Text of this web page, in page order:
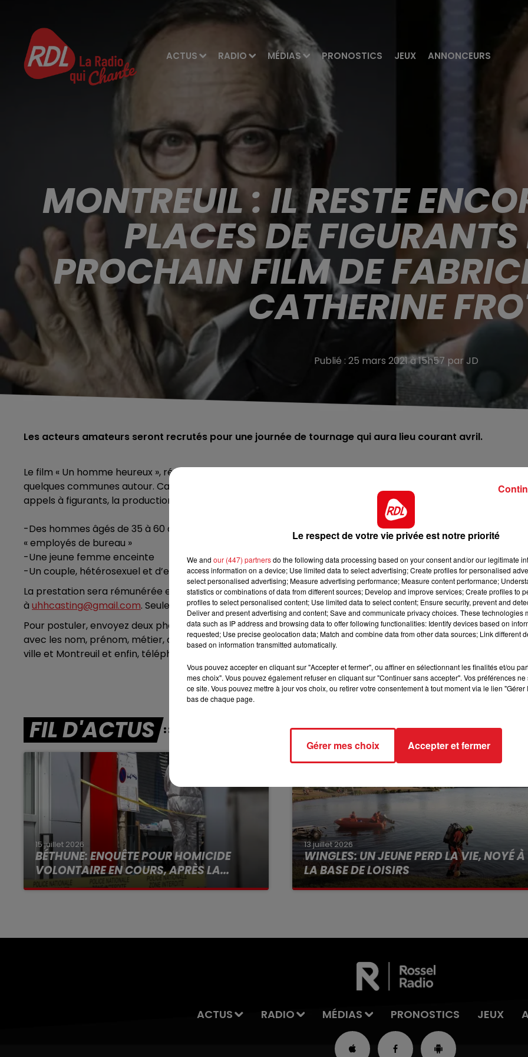
ACTUS RADIO MÉDIAS PRONOSTICS JEUX ANNONCEURS
7h00 - 10h00
DEBOUT C'EST L'HEURE RDL & VOUS
MONTREUIL : IL RESTE
PLACES DE FIGURANTS
PROCHAIN FILM DE
CATHERINE
Publié : 25 mars 2021 à 15h57 par JD
Les acteurs amateurs seront recrutés pour une journée de tournage qui aura lieu courant avril.
Le film « Un homme heureux », réalisé par Tristan Séguéla, sera tourné à partir d’avril à Montreuil et dans
quelques communes autour. Catherine Frot et Fabrice Luchini y tiendront les rôles principaux. Après plusieurs
appels à figurants, la production cherche maintenant des profils bien particuliers :
-Des hommes âgés de 35 à 60 ans, habitués à porter le costume et au profil « notaire de province » ou
« employés de bureau »
-Une jeune femme enceinte
-Un couple, hétérosexuel et d’environ 25 ans, dont la jeune femme possède sa propre robe de mariée.
La prestation sera rémunérée entre 105 et 150 euros brut. Les candidatures sont à envoyer par mail
à uhhcasting@gmail.com. Seules les personnes retenues seront contactées, au plus tard le 20 avril.
Pour postuler, envoyez deux photos, une en portrait et l’autre en pied, au format.JPEG et avec un fond
avec les nom, prénom, métier, date de naissance, taille, code postal et ville de résidence, distance entre
ville et Montreuil et enfin, téléphone portable. Le mail doit comporter en objet : nom+âge+Montreuil/Mer.
FIL D'ACTUS
15 juillet 2026
BÉTHUNE: ENQUÊTE POUR HOMICIDE
VOLONTAIRE EN COURS, APRÈS LA...
Selon les premiers éléments, le logement
13 juillet 2026
WINGLES: UN JEUNE PERD LA VIE, NOYÉ À
LA BASE DE LOISIRS
La victime a coulé à pic
ACTUS RADIO MÉDIAS PRONOSTICS JEUX
Le respect de votre vie privée est notre priorité
We and our (447) partnersdo the following data processing based on your consent and/or our legitimate
access information on a device; Use limited data to select advertising; Create profiles for personalised
select personalised advertising; Measure advertising performance; Measure content performance;
statistics or combinations of data from different sources; Develop and improve services; Create profiles to
profiles to select personalised content; Use limited data to select content; Ensure security, prevent and
Deliver and present advertising and content; Save and communicate privacy choices. These technologies
data such as IP address and browsing data to offer following functionalities: Identify devices based on
requested; Use precise geolocation data; Match and combine data from other data sources; Link different
based on information transmitted automatically.
Vous pouvez accepter en cliquant sur "Accepter et fermer", ou affiner en sélectionnant les finalités et/ou
mes choix". Vous pouvez également refuser en cliquant sur "Continuer sans accepter". Vos préférences
ce site. Vous pouvez mettre à jour vos choix, ou retirer votre consentement à tout moment via le lien
bas de chaque page.
Gérer mes choix Accepter et fermer